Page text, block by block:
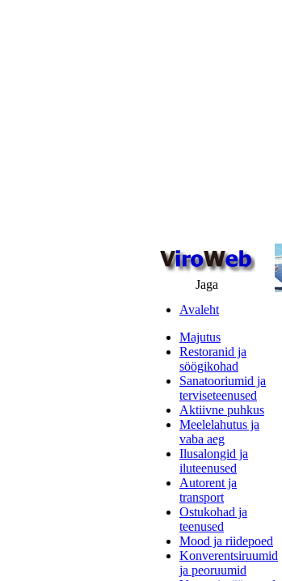
Jaga
Avaleht
Majutus
Restoranid ja
söögikohad
Sanatooriumid ja
terviseteenused
Aktiivne puhkus
Meelelahutus ja
vaba aeg
Ilusalongid ja
iluteenused
Autorent ja
transport
Ostukohad ja
teenused
Mood ja riidepoed
Konverentsiruumid
ja peoruumid